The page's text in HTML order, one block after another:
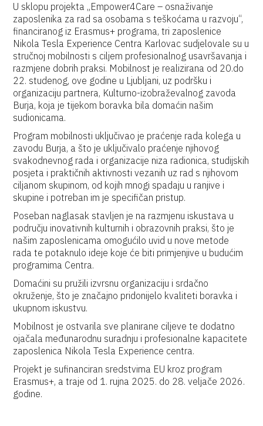
U sklopu projekta „Empower4Care – osnaživanje
zaposlenika za rad sa osobama s teškoćama u razvoju“,
financiranog iz Erasmus+ programa, tri zaposlenice
Nikola Tesla Experience Centra Karlovac sudjelovale su u
stručnoj mobilnosti s ciljem profesionalnog usavršavanja i
razmjene dobrih praksi. Mobilnost je realizirana od 20.do
22. studenog, ove godine u Ljubljani, uz podršku i
organizaciju partnera, Kulturno-izobraževalnog zavoda
Burja, koja je tijekom boravka bila domaćin našim
sudionicama.
Program mobilnosti uključivao je praćenje rada kolega u
zavodu Burja, a što je uključivalo praćenje njihovog
svakodnevnog rada i organizacije niza radionica, studijskih
posjeta i praktičnih aktivnosti vezanih uz rad s njihovom
ciljanom skupinom, od kojih mnogi spadaju u ranjive i
skupine i potreban im je specifičan pristup.
Poseban naglasak stavljen je na razmjenu iskustava u
području inovativnih kulturnih i obrazovnih praksi, što je
našim zaposlenicama omogućilo uvid u nove metode
rada te potaknulo ideje koje će biti primjenjive u budućim
programima Centra.
Domaćini su pružili izvrsnu organizaciju i srdačno
okruženje, što je značajno pridonijelo kvaliteti boravka i
ukupnom iskustvu.
Mobilnost je ostvarila sve planirane ciljeve te dodatno
ojačala međunarodnu suradnju i profesionalne kapacitete
zaposlenica Nikola Tesla Experience centra.
Projekt je sufinanciran sredstvima EU kroz program
Erasmus+, a traje od 1. rujna 2025. do 28. veljače 2026.
godine.